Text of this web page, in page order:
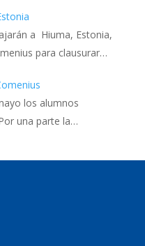
a Hiuma, Estonia,
para clausurar…
los alumnos
una parte la…